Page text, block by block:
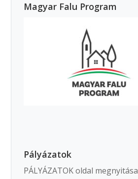
Magyar Falu Program
Pályázatok
PÁLYÁZATOK oldal megnyitása